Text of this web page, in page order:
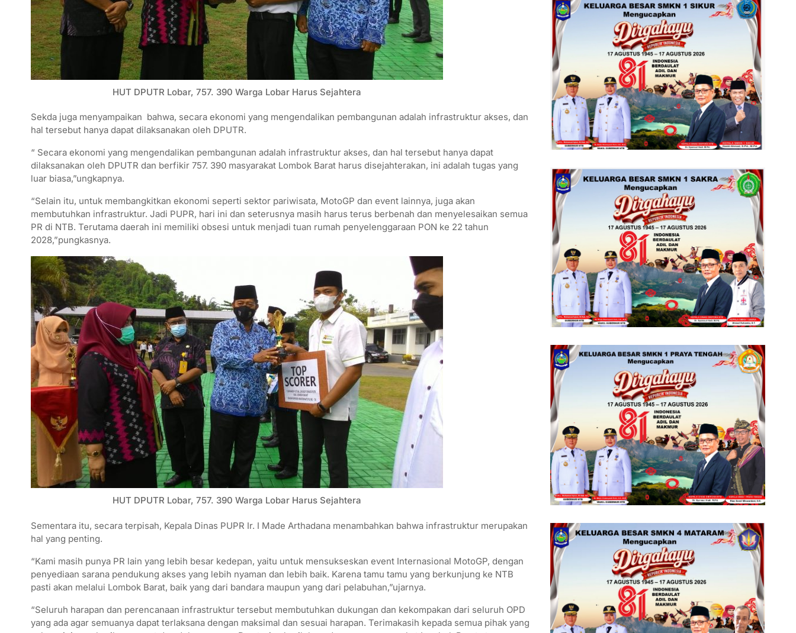
HUT DPUTR Lobar, 757. 390 Warga Lobar Harus Sejahtera
Sekda juga menyampaikan bahwa, secara ekonomi yang mengendalikan pembangunan adalah infrastruktur akses, dan
hal tersebut hanya dapat dilaksanakan oleh DPUTR.
“ Secara ekonomi yang mengendalikan pembangunan adalah infrastruktur akses, dan hal tersebut hanya dapat
dilaksanakan oleh DPUTR dan berfikir 757. 390 masyarakat Lombok Barat harus disejahterakan, ini adalah tugas yang
luar biasa,”ungkapnya.
“Selain itu, untuk membangkitkan ekonomi seperti sektor pariwisata, MotoGP dan event lainnya, juga akan
membutuhkan infrastruktur. Jadi PUPR, hari ini dan seterusnya masih harus terus berbenah dan menyelesaikan semua
PR di NTB. Terutama daerah ini memiliki obsesi untuk menjadi tuan rumah penyelenggaraan PON ke 22 tahun
2028,”pungkasnya.
HUT DPUTR Lobar, 757. 390 Warga Lobar Harus Sejahtera
Sementara itu, secara terpisah, Kepala Dinas PUPR Ir. I Made Arthadana menambahkan bahwa infrastruktur merupakan
hal yang penting.
“Kami masih punya PR lain yang lebih besar kedepan, yaitu untuk mensukseskan event Internasional MotoGP, dengan
penyediaan sarana pendukung akses yang lebih nyaman dan lebih baik. Karena tamu tamu yang berkunjung ke NTB
pasti akan melalui Lombok Barat, baik yang dari bandara maupun yang dari pelabuhan,”ujarnya.
“Seluruh harapan dan perencanaan infrastruktur tersebut membutuhkan dukungan dan kekompakan dari seluruh OPD
yang ada agar semuanya dapat terlaksana dengan maksimal dan sesuai harapan. Terimakasih kepada semua pihak yang